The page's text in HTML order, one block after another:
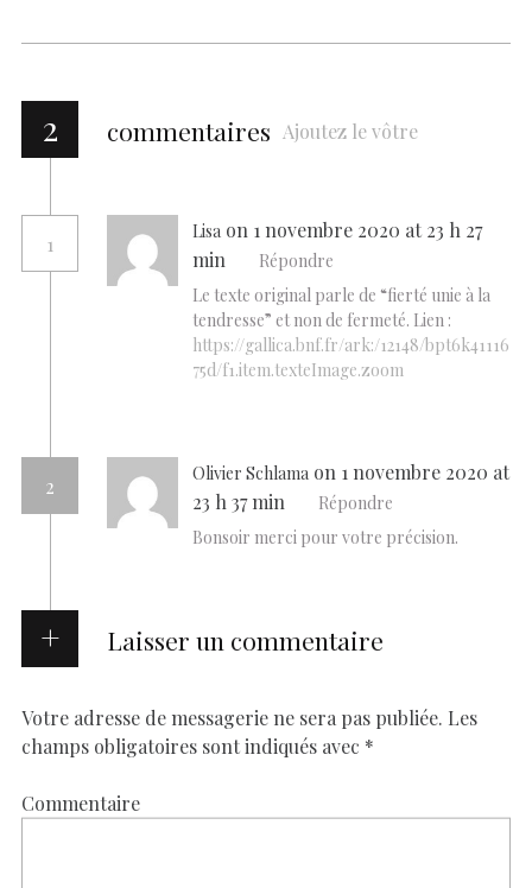
2 commentaires Ajoutez le vôtre
1
Lisa on 1 novembre 2020 at 23 h 27
min
Répondre
Le texte original parle de “fierté unie à la
tendresse” et non de fermeté. Lien :
https://gallica.bnf.fr/ark:/12148/bpt6k41116
75d/f1.item.texteImage.zoom
2
Olivier Schlama on 1 novembre 2020 at
23 h 37 min
Répondre
Bonsoir merci pour votre précision.
Laisser un commentaire
Votre adresse de messagerie ne sera pas publiée. Les
champs obligatoires sont indiqués avec *
Commentaire